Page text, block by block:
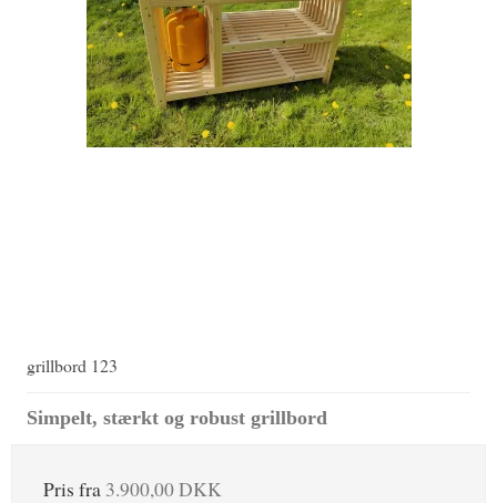
grillbord 123
Simpelt, stærkt og robust grillbord
Pris fra 3.900,00 DKK